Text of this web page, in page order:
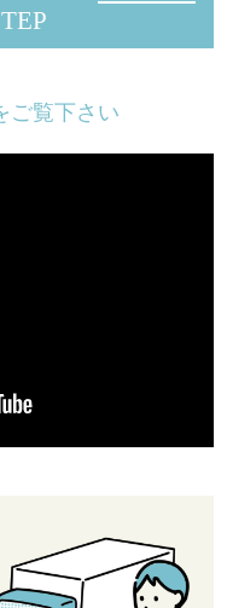
ご覧下さい